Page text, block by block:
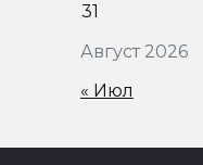
Август 2026
31
« Июл